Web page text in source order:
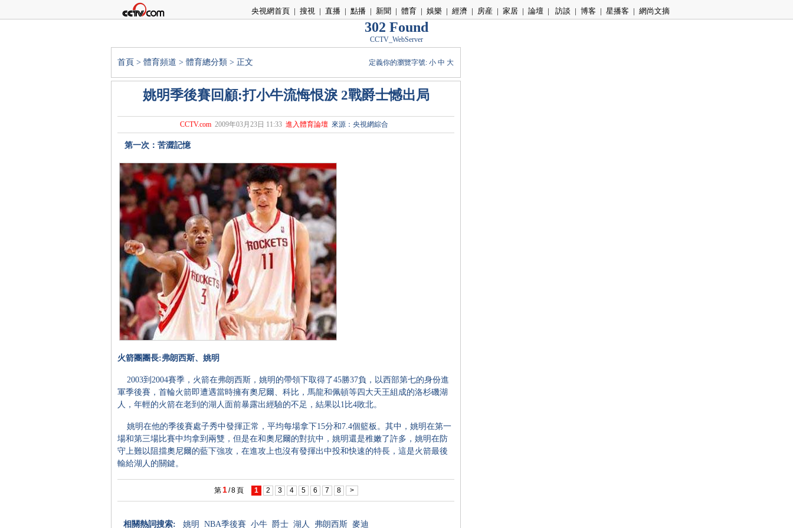
央視網首頁 | 搜視 | 直播 | 點播 | 新聞 | 體育 | 娛樂 | 經濟 | 房産 | 家居 | 論壇 | 訪談 | 博客 | 星播客 | 網尚文摘
302 Found
CCTV_WebServer
首頁 > 體育頻道 > 體育總分類 > 正文 定義你的瀏覽字號: 小 中 大
姚明季後賽回顧:打小牛流悔恨淚 2戰爵士憾出局
CCTV.com 2009年03月23日 11:33 進入體育論壇 來源：央視網綜合
第一次：苦澀記憶
火箭團團長:弗朗西斯、姚明
2003到2004賽季，火箭在弗朗西斯，姚明的帶領下取得了45勝37負，以西部第七的身份進
軍季後賽，首輪火箭即遭遇當時擁有奧尼爾、科比，馬龍和佩頓等四大天王組成的洛杉磯湖
人，年輕的火箭在老到的湖人面前暴露出經驗的不足，結果以1比4敗北。
姚明在他的季後賽處子秀中發揮正常，平均每場拿下15分和7.4個籃板。其中，姚明在第一
場和第三場比賽中均拿到兩雙，但是在和奧尼爾的對抗中，姚明還是稚嫩了許多，姚明在防
守上難以阻擋奧尼爾的藍下強攻，在進攻上也沒有發揮出中投和快速的特長，這是火箭最後
輸給湖人的關鍵。
第 1/8頁 1 2 3 4 5 6 7 8 >
相關熱詞搜索: 姚明 NBA季後賽 小牛 爵士 湖人 弗朗西斯 麥迪